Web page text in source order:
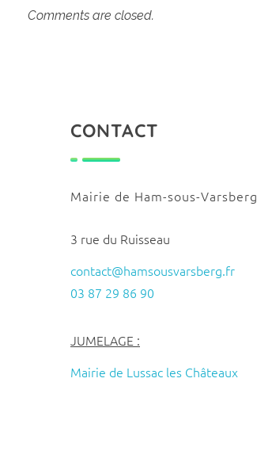
Comments are closed.
CONTACT
Mairie de Ham-sous-Varsberg
3 rue du Ruisseau
contact@hamsousvarsberg.fr
03 87 29 86 90
JUMELAGE :
Mairie de Lussac les Châteaux